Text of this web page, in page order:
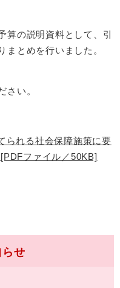
算の説明資料として、引
まとめを行いました。
さい。
られる社会保障施策に要
ファイル／50KB]
せ